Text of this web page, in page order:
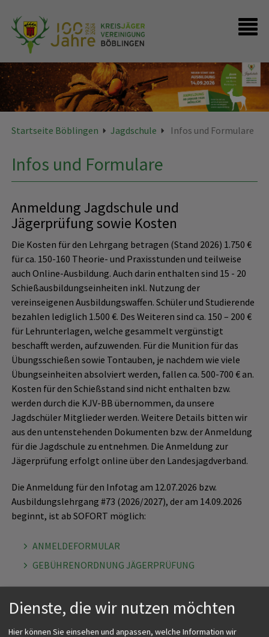
Startseite
Presse
FAQ - Kontakte
Startseite Böblingen Jagdschule Infos und Formulare
Infos und Formulare
Anmeldung Jagdschule und
Jägerprüfung sowie Kosten
Die Kosten für den Lehrgang betragen (Stand 2026) 1.750 €
für ca. 150-160 Theorie- und Praxisstunden und teilweise
auch Online-Ausbildung. Auch darin enthalten sind 15 - 20
Schießausbildungseinheiten inkl. Nutzung der
vereinseigenen Ausbildungswaffen. Schüler und Studierende
bezahlen lediglich 1.500 €. Des Weiteren sind ca. 150 – 200 €
für Lehrunterlagen, welche gesammelt vergünstigt
beschafft werden, aufzuwenden. Für die Munition für das
Übungsschießen sowie Tontauben, je nachdem wie viele
Übungseinheiten absolviert werden, fallen ca. 500-700 € an.
Kosten für den Schießstand sind nicht enthalten bzw.
werden durch die KJV-BB übernommen, da unsere
Jagdschüler Mitglieder werden. Weitere Details bitten wir
aus den untenstehenden Dokumenten bzw. der Anmeldung
für die Jagdschule zu entnehmen. Die Anmeldung zur
Jägerprüfung erfolgt online über den Landesjagdverband.
Die Anmeldung für den Infotag am 12.07.2026 bzw.
Ausbildungslehrgang #73 (2026/2027), der am 14.09.2026
beginnt, ist ab SOFORT möglich:
ANMELDEFORMULAR
GEBÜHRENORDNUNG JÄGERPRÜFUNG
Dienste, die wir nutzen möchten
Hier können Sie einsehen und anpassen, welche Information wir